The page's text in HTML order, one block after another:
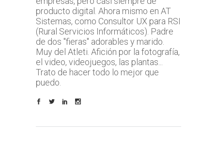
producto digital. Ahora mismo en AT
Sistemas, como Consultor UX para RSI
(Rural Servicios Informáticos). Padre
de dos "fieras" adorables y marido.
Muy del Atleti. Afición por la fotografía,
el video, videojuegos, las plantas...
Trato de hacer todo lo mejor que
puedo.